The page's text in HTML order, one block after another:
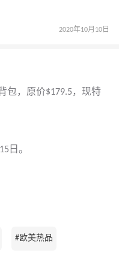
2020年10月10日
包，原价$179.5，现特
日。
#欧美热品